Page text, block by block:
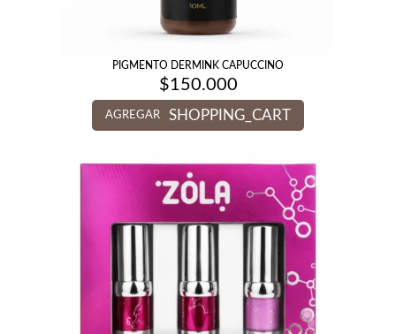
PIGMENTO DERMINK CAPUCCINO
$150.000
AGREGAR SHOPPING_CART